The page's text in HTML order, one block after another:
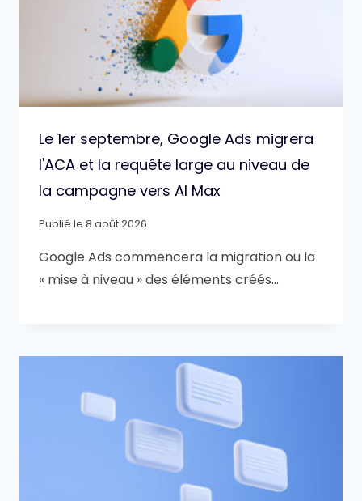
Le 1er septembre, Google Ads migrera
l'ACA et la requête large au niveau de
la campagne vers AI Max
Publié le 8 août 2026
Google Ads commencera la migration ou la
« mise à niveau » des éléments créés…